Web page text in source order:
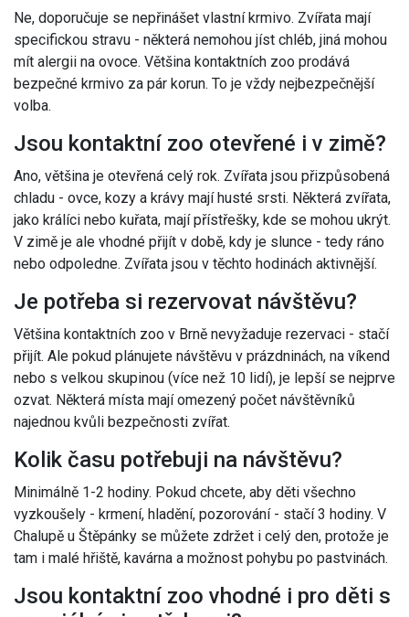
Ne, doporučuje se nepřinášet vlastní krmivo. Zvířata mají
specifickou stravu - některá nemohou jíst chléb, jiná mohou
mít alergii na ovoce. Většina kontaktních zoo prodává
bezpečné krmivo za pár korun. To je vždy nejbezpečnější
volba.
Jsou kontaktní zoo otevřené i v zimě?
Ano, většina je otevřená celý rok. Zvířata jsou přizpůsobená
chladu - ovce, kozy a krávy mají husté srsti. Některá zvířata,
jako králíci nebo kuřata, mají přístřešky, kde se mohou ukrýt.
V zimě je ale vhodné přijít v době, kdy je slunce - tedy ráno
nebo odpoledne. Zvířata jsou v těchto hodinách aktivnější.
Je potřeba si rezervovat návštěvu?
Většina kontaktních zoo v Brně nevyžaduje rezervaci - stačí
přijít. Ale pokud plánujete návštěvu v prázdninách, na víkend
nebo s velkou skupinou (více než 10 lidí), je lepší se nejprve
ozvat. Některá místa mají omezený počet návštěvníků
najednou kvůli bezpečnosti zvířat.
Kolik času potřebuji na návštěvu?
Minimálně 1-2 hodiny. Pokud chcete, aby děti všechno
vyzkoušely - krmení, hladění, pozorování - stačí 3 hodiny. V
Chalupě u Štěpánky se můžete zdržet i celý den, protože je
tam i malé hřiště, kavárna a možnost pohybu po pastvinách.
Jsou kontaktní zoo vhodné i pro děti s